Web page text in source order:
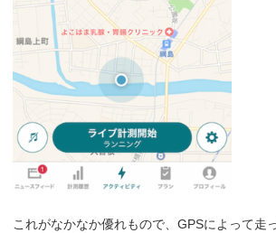
これがなかなか優れもので、GPSによって走